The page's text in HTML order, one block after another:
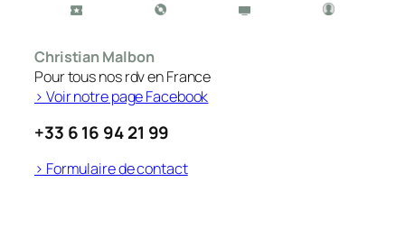
Christian Malbon
Pour tous nos rdv en France
> Voir notre page Facebook
+33 6 16 94 21 99
> Formulaire de contact